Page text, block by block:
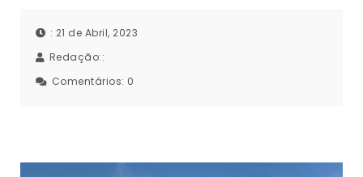
: 21 de Abril, 2023
Redação::
Comentários: 0